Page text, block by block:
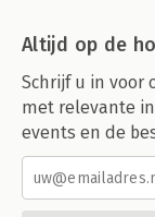
Altijd op de
Schrijf u in voor
met relevante
events en de